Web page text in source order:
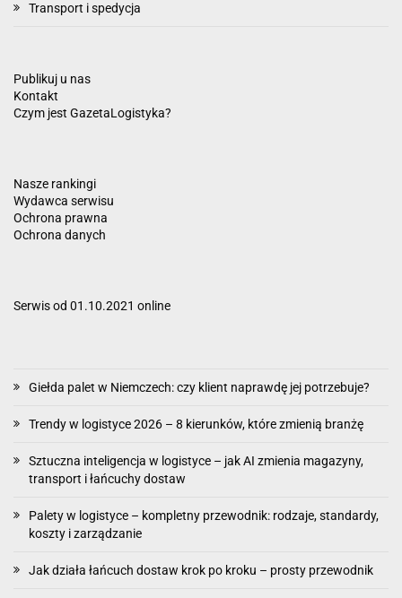
Transport i spedycja
Publikuj u nas
Kontakt
Czym jest GazetaLogistyka?
Nasze rankingi
Wydawca serwisu
Ochrona prawna
Ochrona danych
Serwis od 01.10.2021 online
Giełda palet w Niemczech: czy klient naprawdę jej potrzebuje?
Trendy w logistyce 2026 – 8 kierunków, które zmienią branżę
Sztuczna inteligencja w logistyce – jak AI zmienia magazyny,
transport i łańcuchy dostaw
Palety w logistyce – kompletny przewodnik: rodzaje, standardy,
koszty i zarządzanie
Jak działa łańcuch dostaw krok po kroku – prosty przewodnik